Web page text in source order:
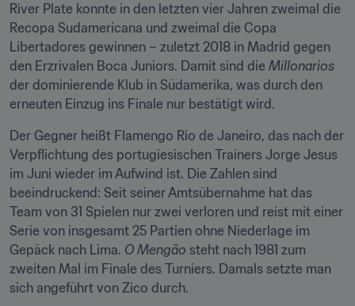
River Plate konnte in den letzten vier Jahren zweimal die
Recopa Sudamericana und zweimal die Copa
Libertadores gewinnen – zuletzt 2018 in Madrid gegen
den Erzrivalen Boca Juniors. Damit sind die Millonarios
der dominierende Klub in Südamerika, was durch den
erneuten Einzug ins Finale nur bestätigt wird.
Der Gegner heißt Flamengo Rio de Janeiro, das nach der
Verpflichtung des portugiesischen Trainers Jorge Jesus
im Juni wieder im Aufwind ist. Die Zahlen sind
beeindruckend: Seit seiner Amtsübernahme hat das
Team von 31 Spielen nur zwei verloren und reist mit einer
Serie von insgesamt 25 Partien ohne Niederlage im
Gepäck nach Lima. O Mengão steht nach 1981 zum
zweiten Mal im Finale des Turniers. Damals setzte man
sich angeführt von Zico durch.